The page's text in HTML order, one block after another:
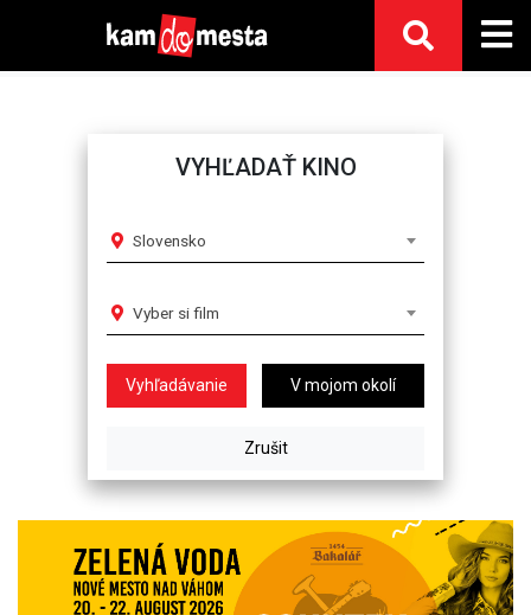
VYHĽADAŤ KINO
Slovensko
Vyber si film
V mojom okolí